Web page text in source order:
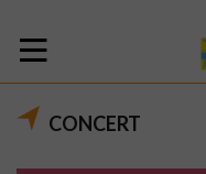
CONCERT